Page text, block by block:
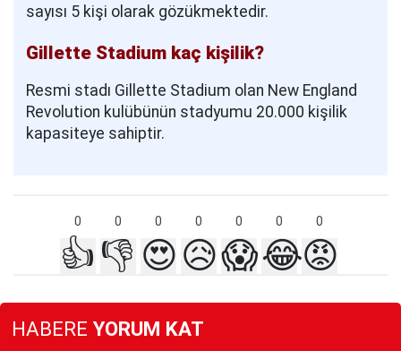
sayısı 5 kişi olarak gözükmektedir.
Gillette Stadium kaç kişilik?
Resmi stadı Gillette Stadium olan New England
Revolution kulübünün stadyumu 20.000 kişilik
kapasiteye sahiptir.
0 0 0 0 0 0 0
👍 👎 😍😥😱😂😡
HABERE YORUM KAT